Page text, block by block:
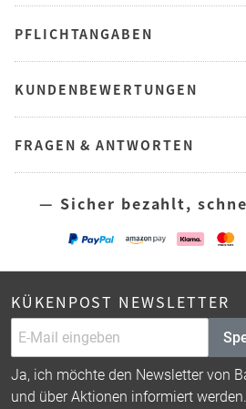
PFLICHTANGABEN
KUNDENBEWERTUNGEN
FRAGEN & ANTWORTEN
— Sicher bezahlt,
KÜKENPOST NEWSLETTER
Ja, ich möchte den Newsletter von
und über Aktionen informiert